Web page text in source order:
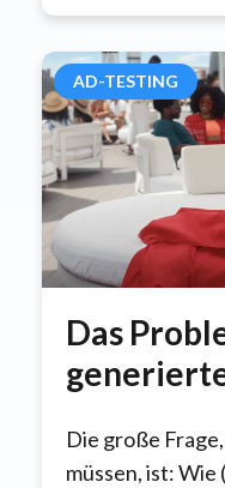
AD-TESTING
Das
Die große
müssen, ist: